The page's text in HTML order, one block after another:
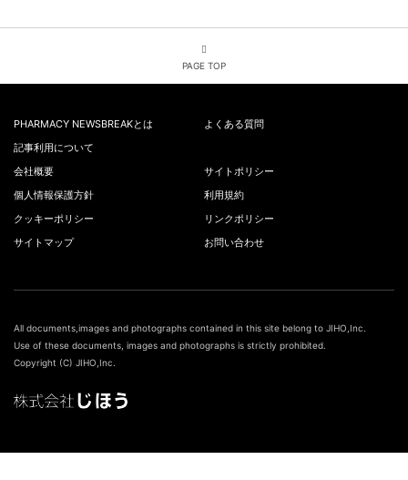
PAGE TOP
PHARMACY NEWSBREAKとは
よくある質問
記事利用について
会社概要
サイトポリシー
個人情報保護方針
利用規約
クッキーポリシー
リンクポリシー
サイトマップ
お問い合わせ
All documents,images and photographs contained in this site belong to JIHO,Inc.
Use of these documents, images and photographs is strictly prohibited.
Copyright (C) JIHO,Inc.